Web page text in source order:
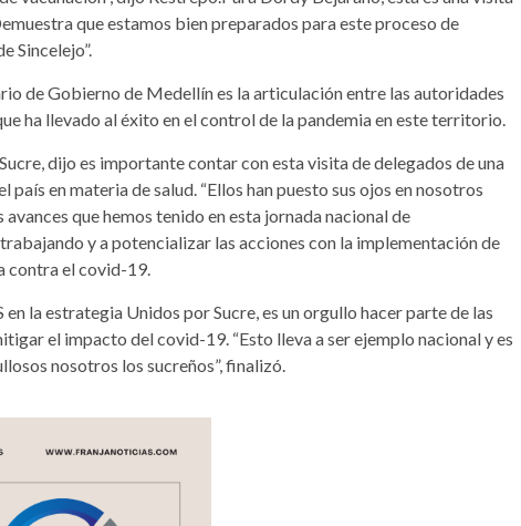
que estamos bien preparados para este proceso de
Sincelejo”.
de Gobierno de Medellín es la articulación entre las autoridades
ha llevado al éxito en el control de la pandemia en este territorio.
dijo es importante contar con esta visita de delegados de una
en materia de salud. “Ellos han puesto sus ojos en nosotros
que hemos tenido en esta jornada nacional de
y a potencializar las acciones con la implementación de
contra el covid-19.
la estrategia Unidos por Sucre, es un orgullo hacer parte de las
el impacto del covid-19. “Esto lleva a ser ejemplo nacional y es
nosotros los sucreños”, finalizó.